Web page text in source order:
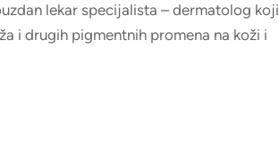
lekar specijalista – dermatolog koji
i drugih pigmentnih promena na koži i